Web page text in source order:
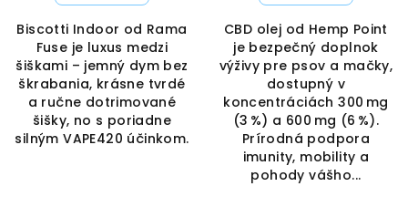
Biscotti Indoor od Rama
Fuse je luxus medzi
šiškami – jemný dym bez
škrabania, krásne tvrdé
a ručne dotrimované
šišky, no s poriadne
silným VAPE420 účinkom.
CBD olej od Hemp Point
je bezpečný doplnok
výživy pre psov a mačky,
dostupný v
koncentráciách 300 mg
(3 %) a 600 mg (6 %).
Prírodná podpora
imunity, mobility a
pohody vášho...